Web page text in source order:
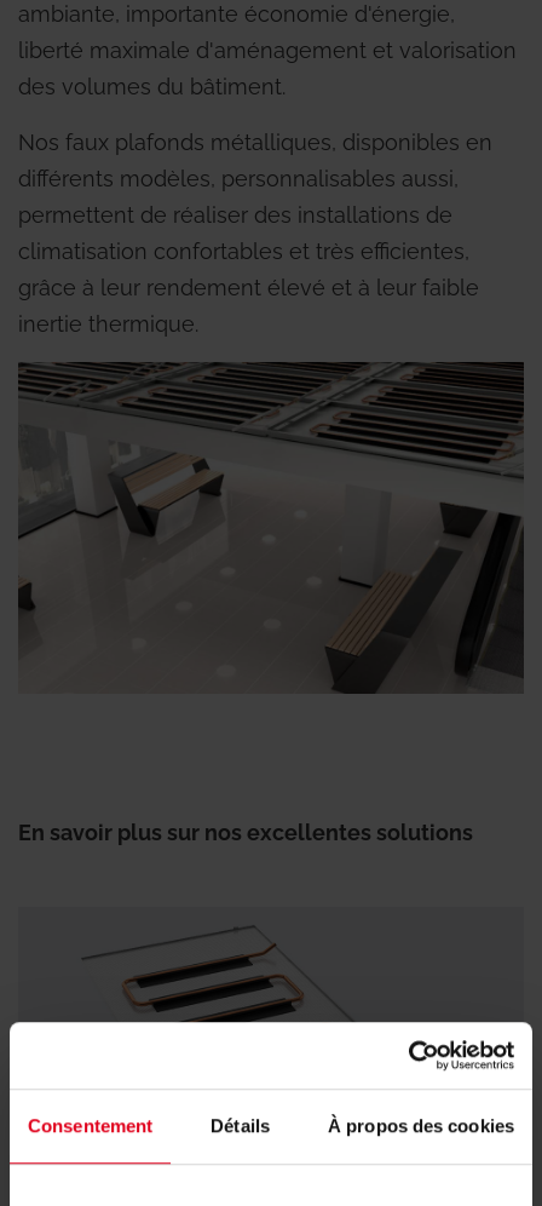
Consentement Détails À propos des cookies
ambiante, importante économie d'énergie,
liberté maximale d'aménagement et valorisation
des volumes du bâtiment.
Nos faux plafonds métalliques, disponibles en
différents modèles, personnalisables aussi,
permettent de réaliser des installations de
climatisation confortables et très efficientes,
grâce à leur rendement élevé et à leur faible
inertie thermique.
En savoir plus sur nos excellentes solutions